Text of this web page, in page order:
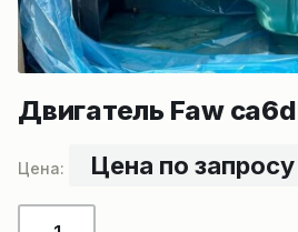
Двигатель Faw
Цена по запросу